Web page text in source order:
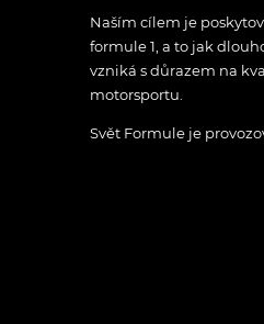
Naším cílem je
formule 1, a to jak
vzniká s důrazem na
motorsportu.
Svět Formule je